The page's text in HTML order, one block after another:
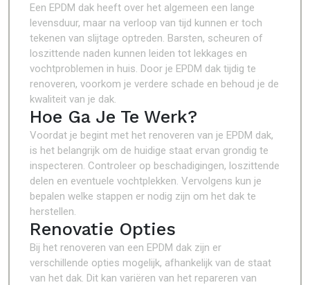
Een EPDM dak heeft over het algemeen een lange
levensduur, maar na verloop van tijd kunnen er toch
tekenen van slijtage optreden. Barsten, scheuren of
loszittende naden kunnen leiden tot lekkages en
vochtproblemen in huis. Door je EPDM dak tijdig te
renoveren, voorkom je verdere schade en behoud je de
kwaliteit van je dak.
Hoe Ga Je Te Werk?
Voordat je begint met het renoveren van je EPDM dak,
is het belangrijk om de huidige staat ervan grondig te
inspecteren. Controleer op beschadigingen, loszittende
delen en eventuele vochtplekken. Vervolgens kun je
bepalen welke stappen er nodig zijn om het dak te
herstellen.
Renovatie Opties
Bij het renoveren van een EPDM dak zijn er
verschillende opties mogelijk, afhankelijk van de staat
van het dak. Dit kan variëren van het repareren van